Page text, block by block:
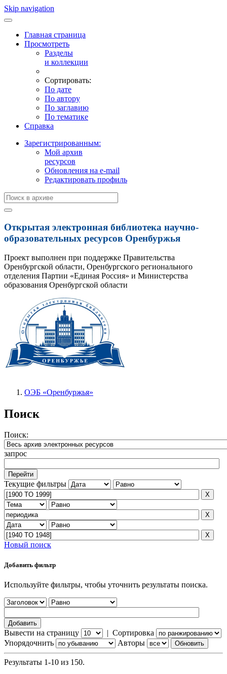
Skip navigation
Главная страница
Просмотреть
Разделы
и коллекции
Сортировать:
По дате
По автору
По заглавию
По тематике
Справка
Зарегистрированным:
Мой архив
ресурсов
Обновления на e-mail
Редактировать профиль
Открытая электронная библиотека научно-
образовательных ресурсов Оренбуржья
Проект выполнен при поддержке Правительства
Оренбургской области, Оренбургского регионального
отделения Партии «Единая Россия» и Министерства
образования Оренбургской области
ОЭБ «Оренбуржья»
Поиск
Поиск:
запрос
Текущие фильтры
Новый поиск
Добавить фильтр
Используйте фильтры, чтобы уточнить результаты поиска.
Вывести на страницу | Сортировка
Упорядочнить
Авторы
Результаты 1-10 из 150.